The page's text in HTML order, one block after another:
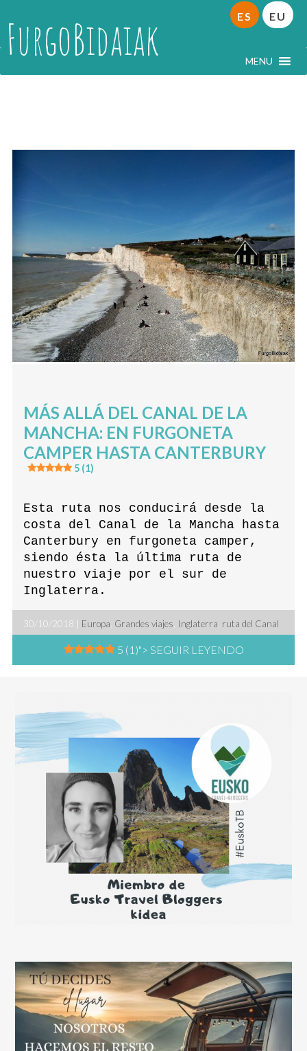
FurgoBidaiak MENU
ES EU
MÁS ALLÁ DEL CANAL DE LA
MANCHA: EN FURGONETA
CAMPER HASTA CANTERBURY
5 (1)
Esta ruta nos conducirá desde la
costa del Canal de la Mancha hasta
Canterbury en furgoneta camper,
siendo ésta la última ruta de
nuestro viaje por el sur de
Inglaterra.
30/10/2018 | Europa Grandes viajes Inglaterra ruta del Canal
5 (1)"> SEGUIR LEYENDO